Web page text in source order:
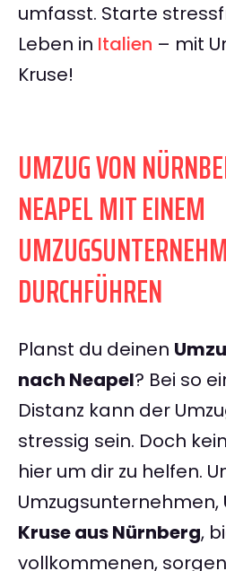
umfasst. Starte
Leben in Italien – mit
Kruse!
UMZUG VON
NEAPEL MIT EINEM
DURCHFÜHREN
Planst du deinen
nach Neapel? Bei so
Distanz kann der
stressig sein. Doch
hier um dir zu helfen.
Umzugsunternehmen,
Kruse aus Nürnberg,
vollkommenen,